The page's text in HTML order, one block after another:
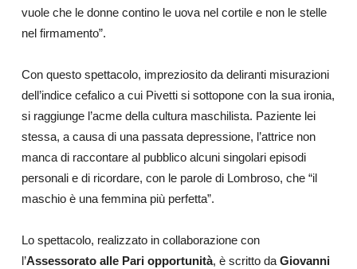
vuole che le donne contino le uova nel cortile e non le stelle
nel firmamento”.
Con questo spettacolo, impreziosito da deliranti misurazioni
dell’indice cefalico a cui Pivetti si sottopone con la sua ironia,
si raggiunge l’acme della cultura maschilista. Paziente lei
stessa, a causa di una passata depressione, l’attrice non
manca di raccontare al pubblico alcuni singolari episodi
personali e di ricordare, con le parole di Lombroso, che “il
maschio è una femmina più perfetta”.
Lo spettacolo, realizzato in collaborazione con
l’Assessorato alle Pari opportunità, è scritto da Giovanni